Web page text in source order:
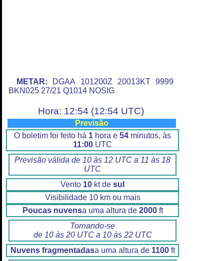
METAR: DGAA 101200Z 20013KT 9999
BKN025 27/21 Q1014 NOSIG
Hora: 12:54 (12:54 UTC)
Previsão
O boletim foi feito há 1 hora e 54 minutos, às
11:00 UTC
Previsão válida de 10 às 12 UTC a 11 às 18
UTC
Vento 10 kt de sul
Visibilidade 10 km ou mais
Poucas nuvensa uma altura de 2000ft
Tornando-se
de 10 às 20 UTC a 10 às 22 UTC
Nuvens fragmentadasa uma altura de 1100ft